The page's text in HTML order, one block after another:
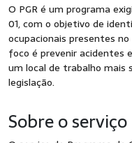
O PGR é um programa
01, com o objetivo de
ocupacionais presentes
foco é prevenir acidentes
um local de trabalho mais
legislação.
Sobre o serviço